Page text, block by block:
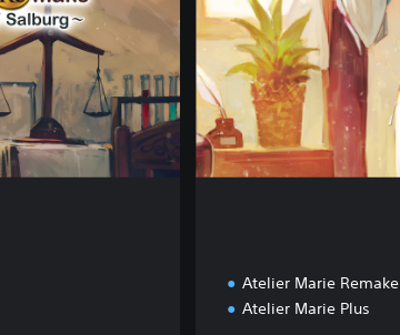
u
e
E
d
i
t
Atelier Marie Remake
Atelier Marie Plus